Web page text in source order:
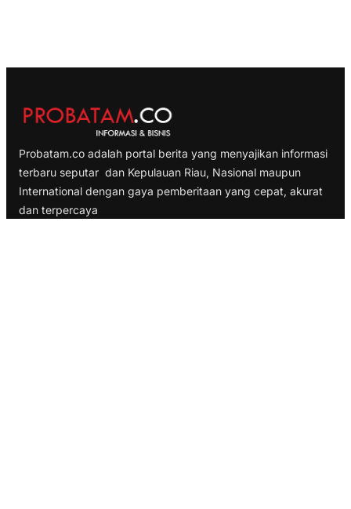
Probatam.co adalah portal berita yang menyajikan informasi
terbaru seputar dan Kepulauan Riau, Nasional maupun
International dengan gaya pemberitaan yang cepat, akurat
dan terpercaya